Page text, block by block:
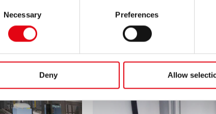
Necessary Preferences
Deny Allow